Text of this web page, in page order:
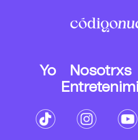
Yo Nosotrxs